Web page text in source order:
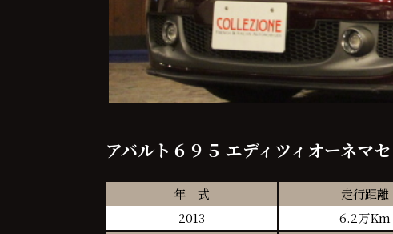
アバルト６９５ エディツィオーネマ
年 式
2013
走行距離
6.2万Km